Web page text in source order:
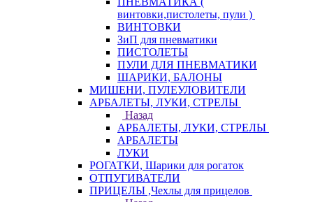
винтовки,пистолеты, пули )
ВИНТОВКИ
ЗиП для пневматики
ПИСТОЛЕТЫ
ПУЛИ ДЛЯ ПНЕВМАТИКИ
ШАРИКИ, БАЛОНЫ
МИШЕНИ, ПУЛЕУЛОВИТЕЛИ
АРБАЛЕТЫ, ЛУКИ, СТРЕЛЫ
Назад
АРБАЛЕТЫ, ЛУКИ, СТРЕЛЫ
АРБАЛЕТЫ
ЛУКИ
РОГАТКИ, Шарики для рогаток
ОТПУГИВАТЕЛИ
ПРИЦЕЛЫ ,Чехлы для прицелов